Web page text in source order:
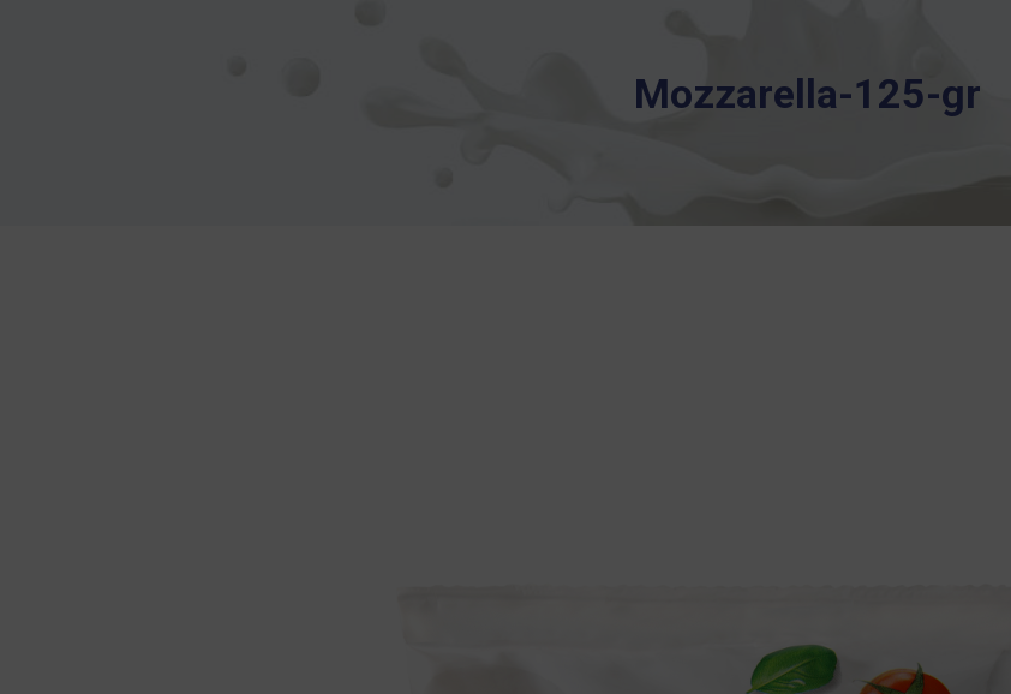
Mozzarella-125-gr